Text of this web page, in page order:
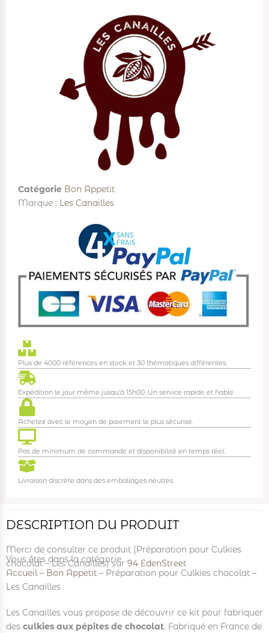
Catégorie Bon Appetit
Marque : Les Canailles
Plus de 4000 références en stock et 30 thématiques différentes.
Expédition le jour même jusqu'à 15h00. Un service rapide et fiable
Achetez avec le moyen de paiement le plus sécurisé.
Pas de minimum de commande et disponibilité en temps réel.
Livraison discrète dans des emballages neutres.
DESCRIPTION DU PRODUIT
Merci de consulter ce produit (Préparation pour Culkies
chocolat – Les Canailles) sur 94 EdenStreet
Vous êtes dans la catégorie
Accueil– Bon Appetit – Préparation pour Culkies chocolat –
Les Canailles
Les Canailles vous propose de découvrir ce kit pour fabriquer
des culkies aux pépites de chocolat. Fabriqué en France de